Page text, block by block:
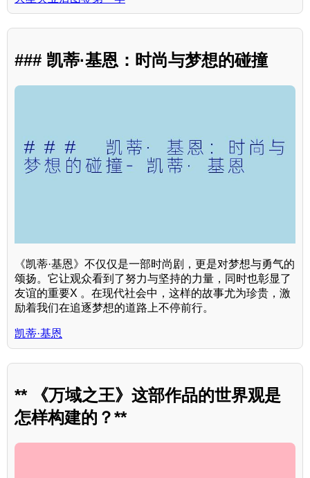
### 凯蒂·基恩：时尚与梦想的碰撞
《凯蒂·基恩》不仅仅是一部时尚剧，更是对梦想与勇气的
颂扬。它让观众看到了努力与坚持的力量，同时也彰显了
友谊的重要X 。在现代社会中，这样的故事尤为珍贵，激
励着我们在追逐梦想的道路上不停前行。
凯蒂·基恩
** 《万域之王》这部作品的世界观是
怎样构建的？**